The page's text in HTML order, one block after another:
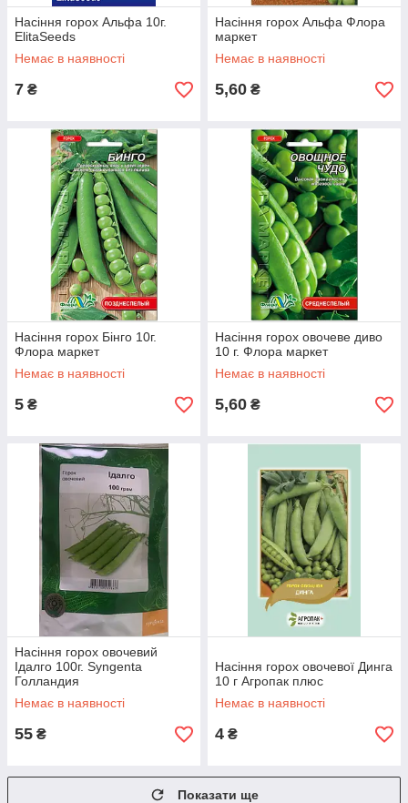
Насіння горох Альфа 10г.
ElitaSeeds
Немає в наявності
7 ₴
Насіння горох Альфа Флора
маркет
Немає в наявності
5,60 ₴
Насіння горох Бінго 10г.
Флора маркет
Немає в наявності
5 ₴
Насіння горох овочеве диво
10 г. Флора маркет
Немає в наявності
5,60 ₴
Насіння горох овочевий
Ідалго 100г. Syngenta
Голландия
Немає в наявності
55 ₴
Насіння горох овочевої Динга
10 г Агропак плюс
Немає в наявності
4 ₴
Показати ще